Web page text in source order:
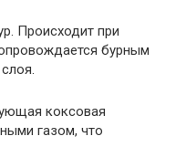
Происходит при
бурным
коксовая
газом, что